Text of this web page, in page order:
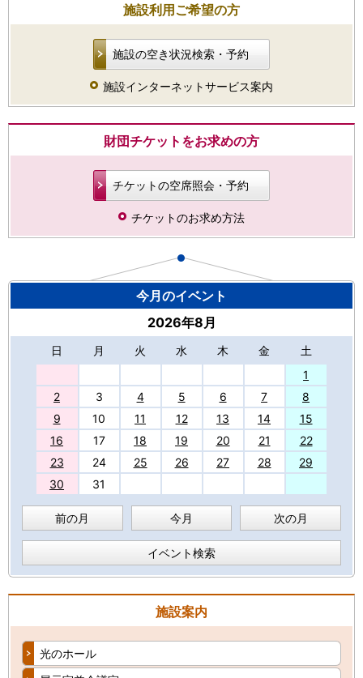
施設利用ご希望の方
施設の空き状況検索・予約
施設インターネットサービス案内
財団チケットをお求めの方
チケットの空席照会・予約
チケットのお求め方法
今月のイベント
2026年8月
日 月 火 水 木 金
土
1
2
3 4 5 6 7
8
9
10 11 12 13 14
15
16
17 18 19 20 21
22
23
24 25 26 27 28
29
30
31
前の月 今月 次の月
イベント検索
施設案内
光のホール